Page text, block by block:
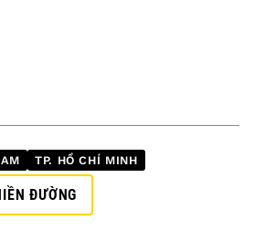
TP. HỒ CHÍ MINH
ĐƯỜNG